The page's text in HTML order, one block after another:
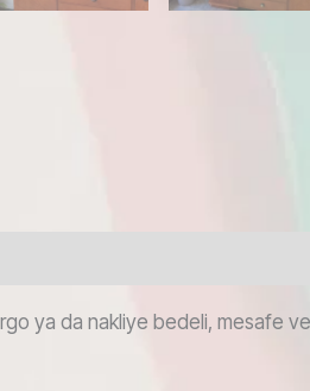
ya da nakliye bedeli, mesafe